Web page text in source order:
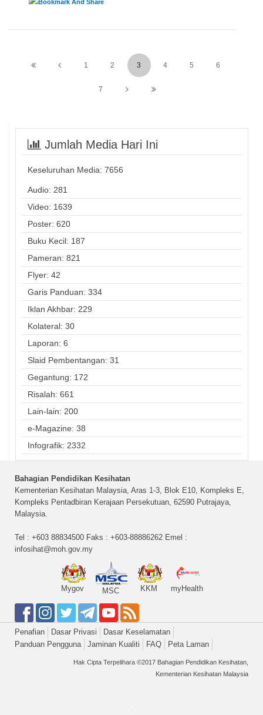
1 2 3 4 5 6
7
Jumlah Media Hari Ini
Keseluruhan Media: 7656
Audio: 281
Video: 1639
Poster: 620
Buku Kecil: 187
Pameran: 821
Flyer: 42
Garis Panduan: 334
Iklan Akhbar: 229
Kolateral: 30
Laporan: 6
Slaid Pembentangan: 31
Gegantung: 172
Risalah: 661
Lain-lain: 200
e-Magazine: 38
Infografik: 2332
Bahagian Pendidikan Kesihatan
Kementerian Kesihatan Malaysia, Aras 1-3, Blok E10, Kompleks E,
Kompleks Pentadbiran Kerajaan Persekutuan, 62590 Putrajaya,
Malaysia.
Tel : +603 88834500 Faks : +603-88886262 Emel :
infosihat@moh.gov.my
Mygov MSC KKM myHealth
Penafian Dasar Privasi
Dasar Keselamatan
Panduan Pengguna
Jaminan Kualiti FAQ Peta Laman
Hak Cipta Terpelihara ©2017 Bahagian Pendidikan Kesihatan,
Kementerian Kesihatan Malaysia